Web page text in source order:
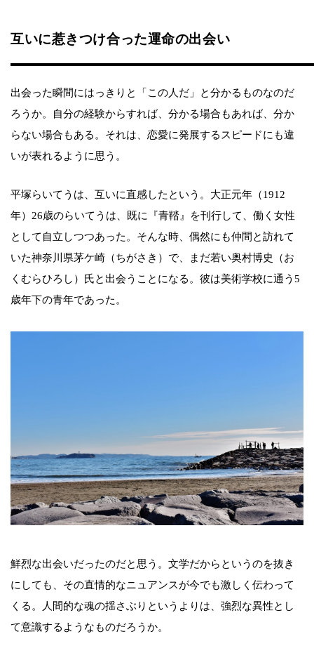
互いに惹きつけ合った運命の出会い
出会った瞬間にはっきりと「この人だ」と分かるものなのだ
ろうか。自分の経験からすれば、分かる場合もあれば、分か
らない場合もある。それは、恋愛に発展するスピードにも違
いが表れるように思う。
平塚らいてうは、互いに直感したという。大正元年（1912
年）26歳のらいてうは、既に『青鞜』を刊行して、働く女性
として自立しつつあった。そんな時、偶然にも仲間と訪れて
いた神奈川県茅ケ崎（ちがさき）で、まだ若い奥村博史（お
くむらひろし）氏と出会うことになる。彼は美術学校に通う5
歳年下の青年であった。
鮮烈な出会いだったのだと思う。文学だからというのを抜き
にしても、その直情的なニュアンスが今でも激しく伝わって
くる。人間的な魂の揺さぶりというよりは、強烈な異性とし
て意識するようなものだろうか。